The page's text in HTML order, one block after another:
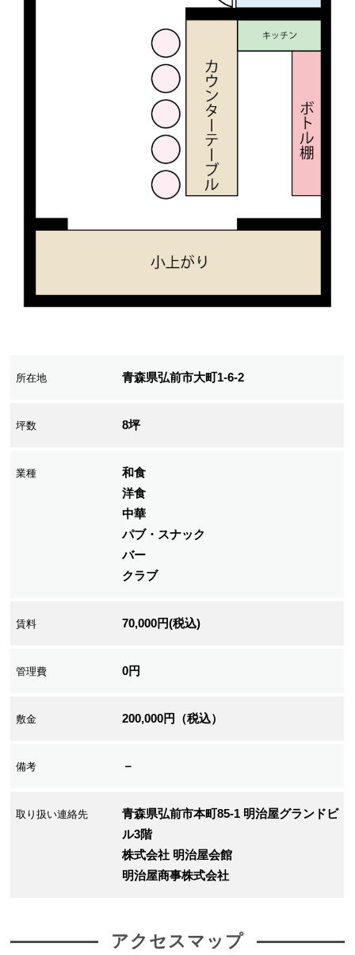
所在地 青森県弘前市大町1-6-2
坪数 8坪
業種
和食
洋食
中華
パブ・スナック
バー
クラブ
賃料 70,000円(税込)
管理費 0円
敷金 200,000円（税込）
備考 －
取り扱い連絡先
青森県弘前市本町85-1 明治屋グランドビ
ル3階
株式会社 明治屋会館
明治屋商事株式会社
アクセスマップ